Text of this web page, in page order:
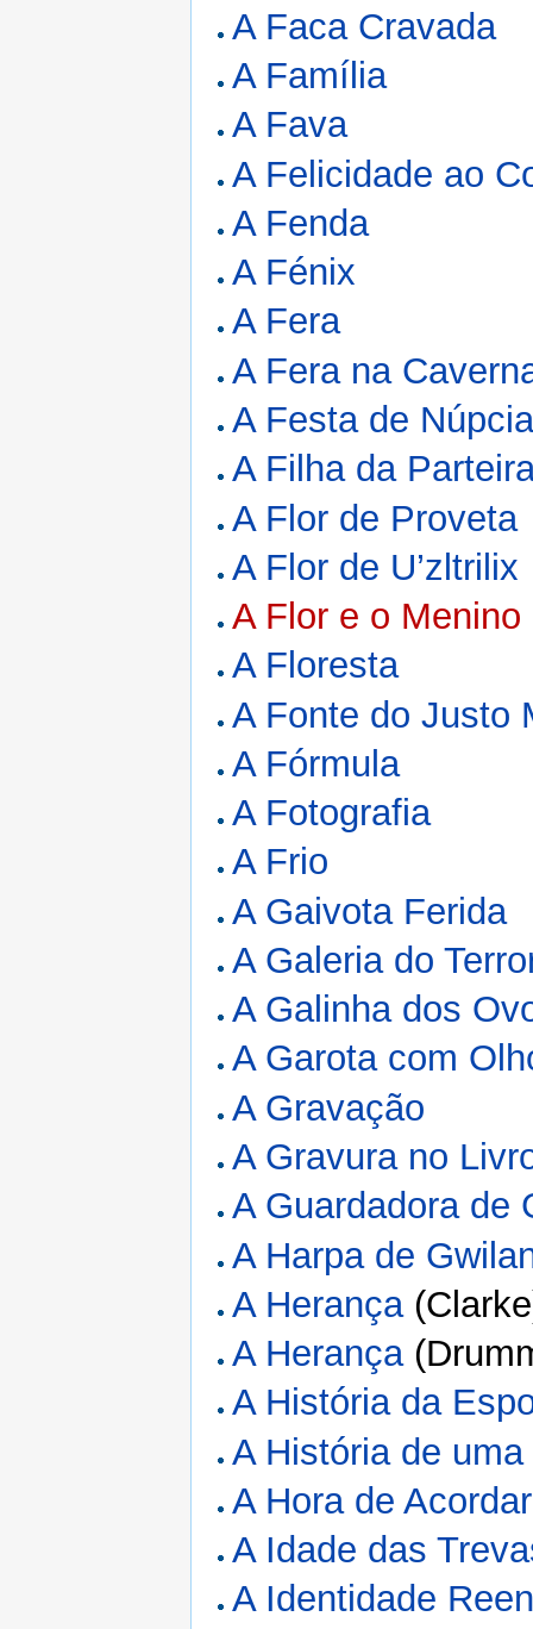
A Faca Cravada
A Família
A Fava
A Felicidade ao
A Fenda
A Fénix
A Fera
A Fera na
A Festa de
A Filha da
A Flor de Proveta
A Flor de U’zltrilix
A Flor e o Menino
A Floresta
A Fonte do Justo
A Fórmula
A Fotografia
A Frio
A Gaivota Ferida
A Galeria do
A Galinha dos
A Garota com
A Gravação
A Gravura no
A Guardadora de
A Harpa de
A Herança
A Herança
A História da
A História de
A Hora de Acordar
A Idade das
A Identidade